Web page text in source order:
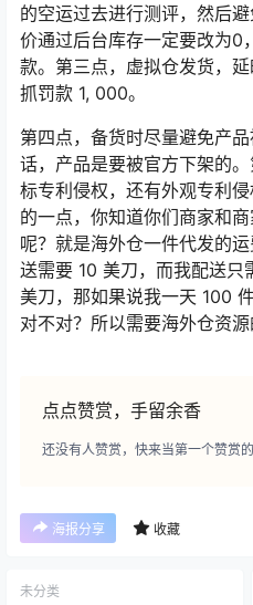
的空运过去进行测评，然后
价通过后台库存一定要改为0
款。第三点，虚拟仓发货，
抓罚款 1, 000。
第四点，备货时尽量避免产
话，产品是要被官方下架的
标专利侵权，还有外观专利
的一点，你知道你们商家和
呢？就是海外仓一件代发的
送需要 10 美刀，而我配送
美刀，那如果说我一天 100
对不对？所以需要海外仓资源
点点赞赏，手留余香
还没有人赞赏，快来当第一个赞赏的
海报分享 收藏
未分类